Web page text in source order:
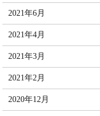
2021年6月
2021年4月
2021年3月
2021年2月
2020年12月